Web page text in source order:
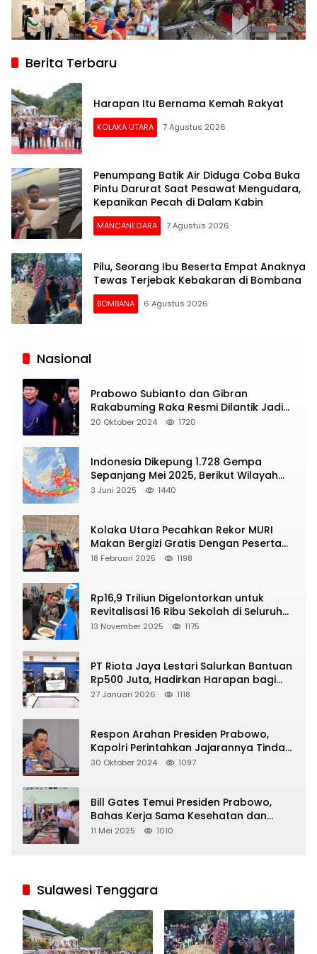
Berita Terbaru
Harapan Itu Bernama Kemah Rakyat
KOLAKA UTARA 7 Agustus 2026
Penumpang Batik Air Diduga Coba Buka
Pintu Darurat Saat Pesawat Mengudara,
Kepanikan Pecah di Dalam Kabin
MANCANEGARA 7 Agustus 2026
Pilu, Seorang Ibu Beserta Empat Anaknya
Tewas Terjebak Kebakaran di Bombana
BOMBANA 6 Agustus 2026
Siaran
Nasional
Prabowo Subianto dan Gibran
Rakabuming Raka Resmi Dilantik Jadi
Presiden dan Wapres RI
20 Oktober 2024 1720
Indonesia Dikepung 1.728 Gempa
Sepanjang Mei 2025, Berikut Wilayah
Yang Intens Diguncang!
3 Juni 2025 1440
Kolaka Utara Pecahkan Rekor MURI
Makan Bergizi Gratis Dengan Peserta
Terbanyak
18 Februari 2025 1198
Rp16,9 Triliun Digelontorkan untuk
Revitalisasi 16 Ribu Sekolah di Seluruh
Indonesia
13 November 2025 1175
PT Riota Jaya Lestari Salurkan Bantuan
Rp500 Juta, Hadirkan Harapan bagi
Korban Bencana di Sumatera
27 Januari 2026 1118
Respon Arahan Presiden Prabowo,
Kapolri Perintahkan Jajarannya Tindak
Tegas Pelaku Judi Online
30 Oktober 2024 1097
Bill Gates Temui Presiden Prabowo,
Bahas Kerja Sama Kesehatan dan
Program Makan Bergizi Gratis
11 Mei 2025 1010
Sulawesi Tenggara